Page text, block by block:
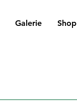
Galerie Shop